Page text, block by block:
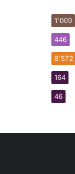
1٬009
446
8٬572
164
46